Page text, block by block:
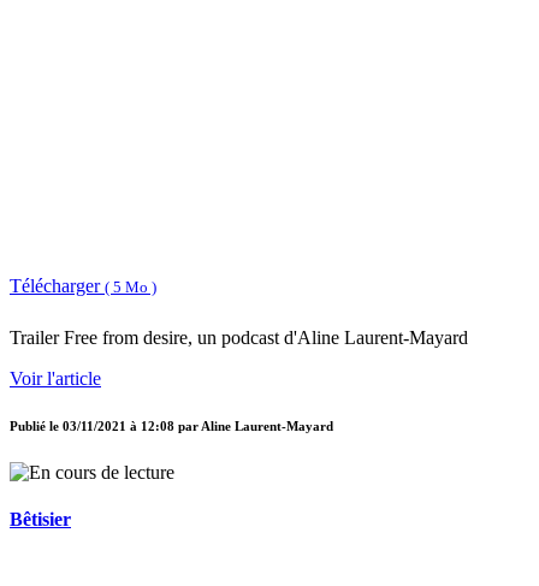
Télécharger ( 5 Mo )
Trailer Free from desire, un podcast d'Aline Laurent-Mayard
Voir l'article
Publié le 03/11/2021 à 12:08 par Aline Laurent-Mayard
Bêtisier